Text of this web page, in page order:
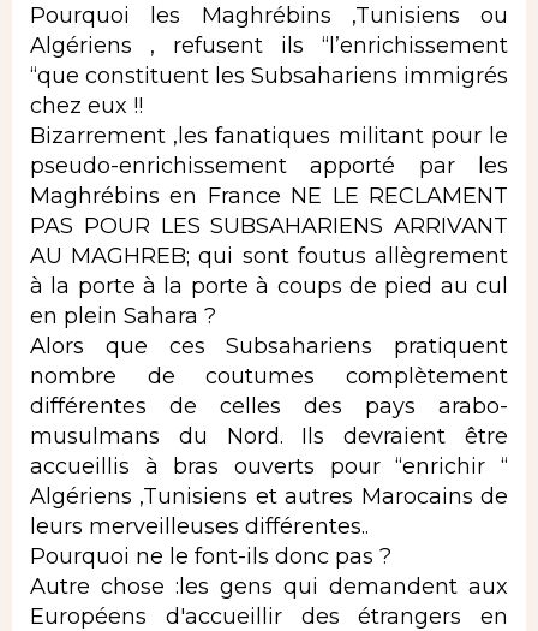
Pourquoi les Maghrébins ,Tunisiens ou
Algériens , refusent ils “l’enrichissement
“que constituent les Subsahariens immigrés
chez eux !!
Bizarrement ,les fanatiques militant pour le
pseudo-enrichissement apporté par les
Maghrébins en France NE LE RECLAMENT
PAS POUR LES SUBSAHARIENS ARRIVANT
AU MAGHREB; qui sont foutus allègrement
à la porte à la porte à coups de pied au cul
en plein Sahara ?
Alors que ces Subsahariens pratiquent
nombre de coutumes complètement
différentes de celles des pays arabo-
musulmans du Nord. Ils devraient être
accueillis à bras ouverts pour “enrichir “
Algériens ,Tunisiens et autres Marocains de
leurs merveilleuses différentes..
Pourquoi ne le font-ils donc pas ?
Autre chose :les gens qui demandent aux
Européens d'accueillir des étrangers en